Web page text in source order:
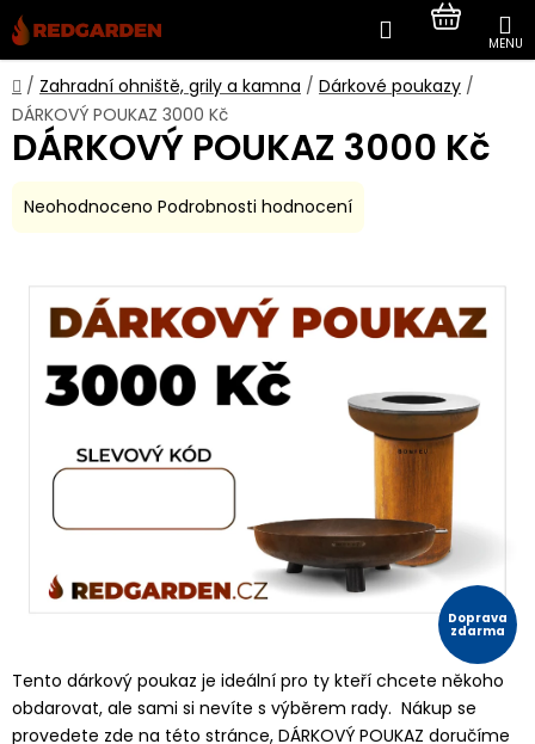
Přejít
na
obsah
Hledat
KOŠÍK
Domů
/ Zahradní ohniště, grily a kamna / Dárkové poukazy /
DÁRKOVÝ POUKAZ 3000 Kč
Tento dárkový poukaz je ideální pro ty kteří chcete někoho
obdarovat, ale sami si nevíte s výběrem rady. Nákup se
provedete zde na této stránce, DÁRKOVÝ POUKAZ doručíme
DÁRKOVÝ POUKAZ 3000 Kč
Průměrné
je
hvězdiček.
Neohodnoceno Podrobnosti hodnocení
Doprava
zdarma